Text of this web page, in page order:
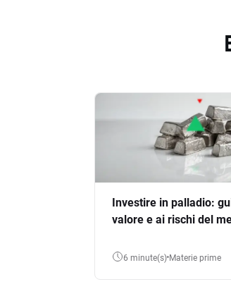
Investire in palladio:
valore e ai rischi del
6 minute(s) Materie prime